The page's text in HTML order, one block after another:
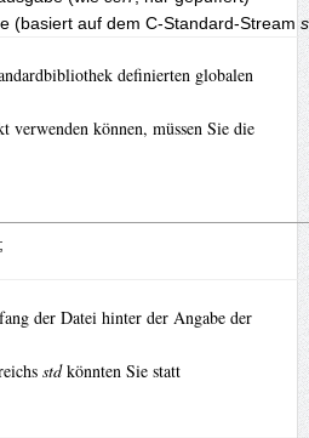
(basiert auf dem C-Standard-Stream
definierten globalen
verwenden können, müssen Sie die
der Datei hinter der Angabe der
stdkönnten Sie statt